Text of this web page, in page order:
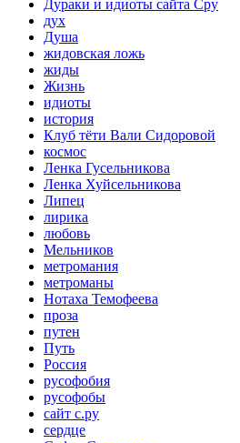
Дураки и идиоты сайта Сру
дух
Душа
жидовская ложь
жиды
Жизнь
идиоты
история
Клуб тёти Вали Сидоровой
космос
Ленка Гусельникова
Ленка Хуйсельникова
Липец
лирика
любовь
Мельников
метромания
метроманы
Нотаха Темофеева
проза
путен
Путь
Россия
русофобия
русофобы
сайт с.ру
сердце